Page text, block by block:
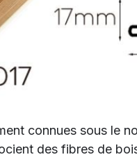
connues sous le
des fibres de